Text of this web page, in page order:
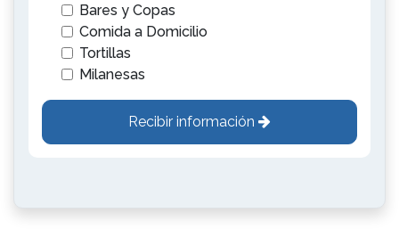
Bares y Copas
Comida a Domicilio
Tortillas
Milanesas
Recibir información